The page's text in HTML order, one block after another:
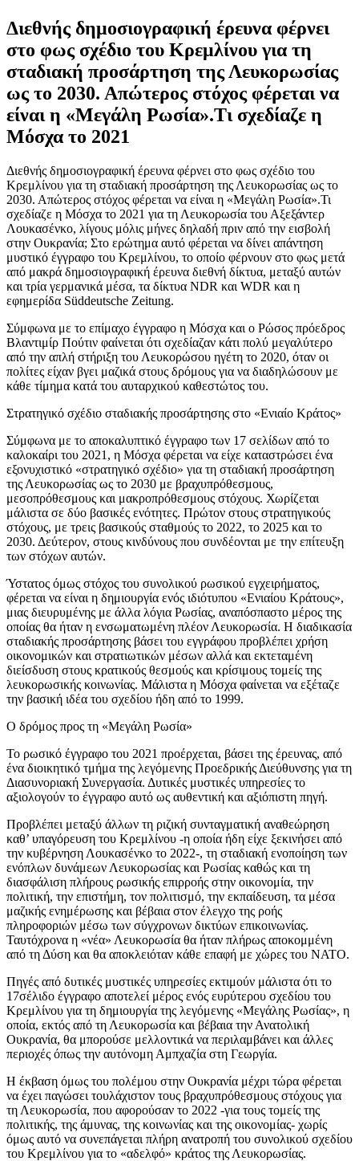
Διεθνής δημοσιογραφική έρευνα φέρνει
στο φως σχέδιο του Κρεμλίνου για τη
σταδιακή προσάρτηση της Λευκορωσίας
ως το 2030. Απώτερος στόχος φέρεται να
είναι η «Μεγάλη Ρωσία».Τι σχεδίαζε η
Μόσχα το 2021
Διεθνής δημοσιογραφική έρευνα φέρνει στο φως σχέδιο του
Κρεμλίνου για τη σταδιακή προσάρτηση της Λευκορωσίας ως το
2030. Απώτερος στόχος φέρεται να είναι η «Μεγάλη Ρωσία».Τι
σχεδίαζε η Μόσχα το 2021 για τη Λευκορωσία του Αξεξάντερ
Λουκασένκο, λίγους μόλις μήνες δηλαδή πριν από την εισβολή
στην Ουκρανία; Στο ερώτημα αυτό φέρεται να δίνει απάντηση
μυστικό έγγραφο του Κρεμλίνου, το οποίο φέρνουν στο φως μετά
από μακρά δημοσιογραφική έρευνα διεθνή δίκτυα, μεταξύ αυτών
και τρία γερμανικά μέσα, τα δίκτυα NDR και WDR και η
εφημερίδα Süddeutsche Zeitung.
Σύμφωνα με το επίμαχο έγγραφο η Μόσχα και ο Ρώσος πρόεδρος
Βλαντιμίρ Πούτιν φαίνεται ότι σχεδίαζαν κάτι πολύ μεγαλύτερο
από την απλή στήριξη του Λευκορώσου ηγέτη το 2020, όταν οι
πολίτες είχαν βγει μαζικά στους δρόμους για να διαδηλώσουν με
κάθε τίμημα κατά του αυταρχικού καθεστώτος του.
Στρατηγικό σχέδιο σταδιακής προσάρτησης στο «Ενιαίο Κράτος»
Σύμφωνα με το αποκαλυπτικό έγγραφο των 17 σελίδων από το
καλοκαίρι του 2021, η Μόσχα φέρεται να είχε καταστρώσει ένα
εξονυχιστικό «στρατηγικό σχέδιο» για τη σταδιακή προσάρτηση
της Λευκορωσίας ως το 2030 με βραχυπρόθεσμους,
μεσοπρόθεσμους και μακροπρόθεσμους στόχους. Χωρίζεται
μάλιστα σε δύο βασικές ενότητες. Πρώτον στους στρατηγικούς
στόχους, με τρεις βασικούς σταθμούς το 2022, το 2025 και το
2030. Δεύτερον, στους κινδύνους που συνδέονται με την επίτευξη
των στόχων αυτών.
Ύστατος όμως στόχος του συνολικού ρωσικού εγχειρήματος,
φέρεται να είναι η δημιουργία ενός ιδιότυπου «Ενιαίου Κράτους»,
μιας διευρυμένης με άλλα λόγια Ρωσίας, αναπόσπαστο μέρος της
οποίας θα ήταν η ενσωματωμένη πλέον Λευκορωσία. Η διαδικασία
σταδιακής προσάρτησης βάσει του εγγράφου προβλέπει χρήση
οικονομικών και στρατιωτικών μέσων αλλά και εκτεταμένη
διείσδυση στους κρατικούς θεσμούς και κρίσιμους τομείς της
λευκορωσικής κοινωνίας. Μάλιστα η Μόσχα φαίνεται να εξέταζε
την βασική ιδέα του σχεδίου ήδη από το 1999.
Ο δρόμος προς τη «Μεγάλη Ρωσία»
Το ρωσικό έγγραφο του 2021 προέρχεται, βάσει της έρευνας, από
ένα διοικητικό τμήμα της λεγόμενης Προεδρικής Διεύθυνσης για τη
Διασυνοριακή Συνεργασία. Δυτικές μυστικές υπηρεσίες το
αξιολογούν το έγγραφο αυτό ως αυθεντική και αξιόπιστη πηγή.
Προβλέπει μεταξύ άλλων τη ριζική συνταγματική αναθεώρηση
καθ’ υπαγόρευση του Κρεμλίνου -η οποία ήδη είχε ξεκινήσει από
την κυβέρνηση Λουκασένκο το 2022-, τη σταδιακή ενοποίηση των
ενόπλων δυνάμεων Λευκορωσίας και Ρωσίας καθώς και τη
διασφάλιση πλήρους ρωσικής επιρροής στην οικονομία, την
πολιτική, την επιστήμη, τον πολιτισμό, την εκπαίδευση, τα μέσα
μαζικής ενημέρωσης και βέβαια στον έλεγχο της ροής
πληροφοριών μέσω των σύγχρονων δικτύων επικοινωνίας.
Ταυτόχρονα η «νέα» Λευκορωσία θα ήταν πλήρως αποκομμένη
από τη Δύση και θα αποκλειόταν κάθε επαφή με χώρες του ΝΑΤΟ.
Πηγές από δυτικές μυστικές υπηρεσίες εκτιμούν μάλιστα ότι το
17σέλιδο έγγραφο αποτελεί μέρος ενός ευρύτερου σχεδίου του
Κρεμλίνου για τη δημιουργία της λεγόμενης «Μεγάλης Ρωσίας», η
οποία, εκτός από τη Λευκορωσία και βέβαια την Ανατολική
Ουκρανία, θα μπορούσε μελλοντικά να περιλαμβάνει και άλλες
περιοχές όπως την αυτόνομη Αμπχαζία στη Γεωργία.
Η έκβαση όμως του πολέμου στην Ουκρανία μέχρι τώρα φέρεται
να έχει παγώσει τουλάχιστον τους βραχυπρόθεσμους στόχους για
τη Λευκορωσία, που αφορούσαν το 2022 -για τους τομείς της
πολιτικής, της άμυνας, της κοινωνίας και της οικονομίας- χωρίς
όμως αυτό να συνεπάγεται πλήρη ανατροπή του συνολικού σχεδίου
του Κρεμλίνου για το «αδελφό» κράτος της Λευκορωσίας.